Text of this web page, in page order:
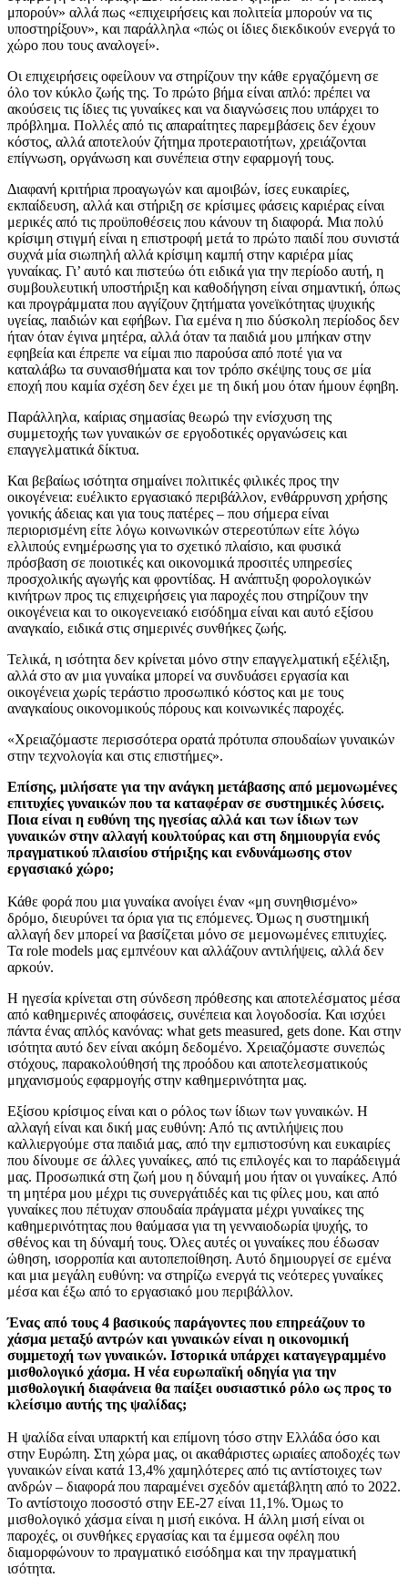
μπορούν» αλλά πως «επιχειρήσεις και πολιτεία μπορούν να τις
υποστηρίξουν», και παράλληλα «πώς οι ίδιες διεκδικούν ενεργά το
χώρο που τους αναλογεί».
Οι επιχειρήσεις οφείλουν να στηρίζουν την κάθε εργαζόμενη σε
όλο τον κύκλο ζωής της. Το πρώτο βήμα είναι απλό: πρέπει να
ακούσεις τις ίδιες τις γυναίκες και να διαγνώσεις που υπάρχει το
πρόβλημα. Πολλές από τις απαραίτητες παρεμβάσεις δεν έχουν
κόστος, αλλά αποτελούν ζήτημα προτεραιοτήτων, χρειάζονται
επίγνωση, οργάνωση και συνέπεια στην εφαρμογή τους.
Διαφανή κριτήρια προαγωγών και αμοιβών, ίσες ευκαιρίες,
εκπαίδευση, αλλά και στήριξη σε κρίσιμες φάσεις καριέρας είναι
μερικές από τις προϋποθέσεις που κάνουν τη διαφορά. Μια πολύ
κρίσιμη στιγμή είναι η επιστροφή μετά το πρώτο παιδί που συνιστά
συχνά μία σιωπηλή αλλά κρίσιμη καμπή στην καριέρα μίας
γυναίκας. Γι’ αυτό και πιστεύω ότι ειδικά για την περίοδο αυτή, η
συμβουλευτική υποστήριξη και καθοδήγηση είναι σημαντική, όπως
και προγράμματα που αγγίζουν ζητήματα γονεϊκότητας ψυχικής
υγείας, παιδιών και εφήβων. Για εμένα η πιο δύσκολη περίοδος δεν
ήταν όταν έγινα μητέρα, αλλά όταν τα παιδιά μου μπήκαν στην
εφηβεία και έπρεπε να είμαι πιο παρούσα από ποτέ για να
καταλάβω τα συναισθήματα και τον τρόπο σκέψης τους σε μία
εποχή που καμία σχέση δεν έχει με τη δική μου όταν ήμουν έφηβη.
Παράλληλα, καίριας σημασίας θεωρώ την ενίσχυση της
συμμετοχής των γυναικών σε εργοδοτικές οργανώσεις και
επαγγελματικά δίκτυα.
Και βεβαίως ισότητα σημαίνει πολιτικές φιλικές προς την
οικογένεια: ευέλικτο εργασιακό περιβάλλον, ενθάρρυνση χρήσης
γονικής άδειας και για τους πατέρες – που σήμερα είναι
περιορισμένη είτε λόγω κοινωνικών στερεοτύπων είτε λόγω
ελλιπούς ενημέρωσης για το σχετικό πλαίσιο, και φυσικά
πρόσβαση σε ποιοτικές και οικονομικά προσιτές υπηρεσίες
προσχολικής αγωγής και φροντίδας. Η ανάπτυξη φορολογικών
κινήτρων προς τις επιχειρήσεις για παροχές που στηρίζουν την
οικογένεια και το οικογενειακό εισόδημα είναι και αυτό εξίσου
αναγκαίο, ειδικά στις σημερινές συνθήκες ζωής.
Τελικά, η ισότητα δεν κρίνεται μόνο στην επαγγελματική εξέλιξη,
αλλά στο αν μια γυναίκα μπορεί να συνδυάσει εργασία και
οικογένεια χωρίς τεράστιο προσωπικό κόστος και με τους
αναγκαίους οικονομικούς πόρους και κοινωνικές παροχές.
«Χρειαζόμαστε περισσότερα ορατά πρότυπα σπουδαίων γυναικών
στην τεχνολογία και στις επιστήμες».
Επίσης, μιλήσατε για την ανάγκη μετάβασης από μεμονωμένες
επιτυχίες γυναικών που τα καταφέραν σε συστημικές λύσεις.
Ποια είναι η ευθύνη της ηγεσίας αλλά και των ίδιων των
γυναικών στην αλλαγή κουλτούρας και στη δημιουργία ενός
πραγματικού πλαισίου στήριξης και ενδυνάμωσης στον
εργασιακό χώρο;
Κάθε φορά που μια γυναίκα ανοίγει έναν «μη συνηθισμένο»
δρόμο, διευρύνει τα όρια για τις επόμενες. Όμως η συστημική
αλλαγή δεν μπορεί να βασίζεται μόνο σε μεμονωμένες επιτυχίες.
Τα role models μας εμπνέουν και αλλάζουν αντιλήψεις, αλλά δεν
αρκούν.
Η ηγεσία κρίνεται στη σύνδεση πρόθεσης και αποτελέσματος μέσα
από καθημερινές αποφάσεις, συνέπεια και λογοδοσία. Και ισχύει
πάντα ένας απλός κανόνας: what gets measured, gets done. Και στην
ισότητα αυτό δεν είναι ακόμη δεδομένο. Χρειαζόμαστε συνεπώς
στόχους, παρακολούθησή της προόδου και αποτελεσματικούς
μηχανισμούς εφαρμογής στην καθημερινότητα μας.
Εξίσου κρίσιμος είναι και ο ρόλος των ίδιων των γυναικών. Η
αλλαγή είναι και δική μας ευθύνη: Από τις αντιλήψεις που
καλλιεργούμε στα παιδιά μας, από την εμπιστοσύνη και ευκαιρίες
που δίνουμε σε άλλες γυναίκες, από τις επιλογές και το παράδειγμά
μας. Προσωπικά στη ζωή μου η δύναμή μου ήταν οι γυναίκες. Από
τη μητέρα μου μέχρι τις συνεργάτιδές και τις φίλες μου, και από
γυναίκες που πέτυχαν σπουδαία πράγματα μέχρι γυναίκες της
καθημερινότητας που θαύμασα για τη γενναιοδωρία ψυχής, το
σθένος και τη δύναμή τους. Όλες αυτές οι γυναίκες που έδωσαν
ώθηση, ισορροπία και αυτοπεποίθηση. Αυτό δημιουργεί σε εμένα
και μια μεγάλη ευθύνη: να στηρίζω ενεργά τις νεότερες γυναίκες
μέσα και έξω από το εργασιακό μου περιβάλλον.
Ένας από τους 4 βασικούς παράγοντες που επηρεάζουν το
χάσμα μεταξύ αντρών και γυναικών είναι η οικονομική
συμμετοχή των γυναικών. Ιστορικά υπάρχει καταγεγραμμένο
μισθολογικό χάσμα. Η νέα ευρωπαϊκή οδηγία για την
μισθολογική διαφάνεια θα παίξει ουσιαστικό ρόλο ως προς το
κλείσιμο αυτής της ψαλίδας;
Η ψαλίδα είναι υπαρκτή και επίμονη τόσο στην Ελλάδα όσο και
στην Ευρώπη. Στη χώρα μας, οι ακαθάριστες ωριαίες αποδοχές των
γυναικών είναι κατά 13,4% χαμηλότερες από τις αντίστοιχες των
ανδρών – διαφορά που παραμένει σχεδόν αμετάβλητη από το 2022.
Το αντίστοιχο ποσοστό στην ΕΕ-27 είναι 11,1%. Όμως το
μισθολογικό χάσμα είναι η μισή εικόνα. Η άλλη μισή είναι οι
παροχές, οι συνθήκες εργασίας και τα έμμεσα οφέλη που
διαμορφώνουν το πραγματικό εισόδημα και την πραγματική
ισότητα.